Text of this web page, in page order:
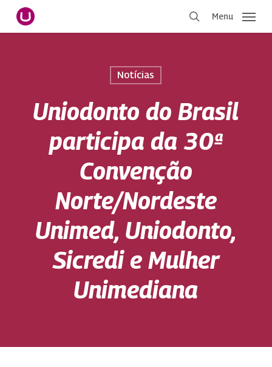
Pular
para
Menu
Notícias
Uniodonto do Brasil
participa da 30ª
Convenção
Norte/Nordeste
Unimed, Uniodonto,
Sicredi e Mulher
Unimediana